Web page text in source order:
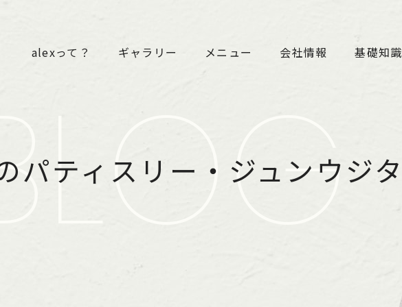
alexって？ ギャラリー メニュー 会社情報 基礎知識
パティスリー・ジュンウジタ